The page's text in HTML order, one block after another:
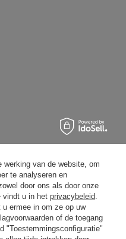
werking van de website, om
te analyseren en
door ons als door onze
vindt u in het privacybeleid.
ermee in om ze op uw
of de toegang
"Toestemmingsconfiguratie"